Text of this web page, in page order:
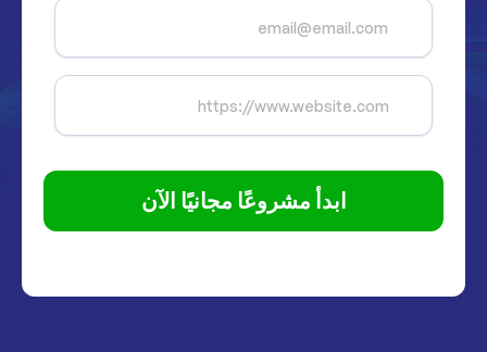
ابدأ مشروعًا مجانيًا الآن